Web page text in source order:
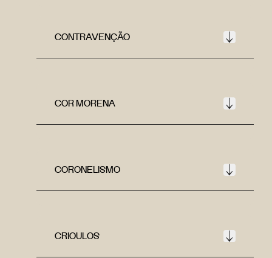
CONTRAVENÇÃO
COR MORENA
CORONELISMO
CRIOULOS